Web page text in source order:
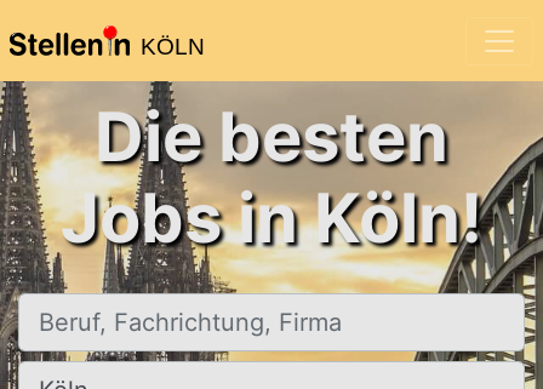
KÖLN
Die besten
Jobs in Köln!
Beruf, Fachrichtung, Firma
Ort, Stadt